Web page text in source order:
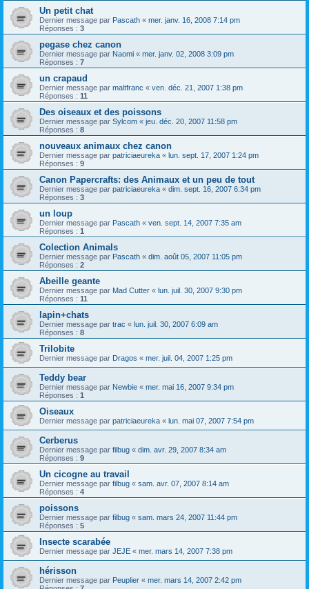
Un petit chat
Dernier message par Pascath « mer. janv. 16, 2008 7:14 pm
Réponses : 3
pegase chez canon
Dernier message par Naomi « mer. janv. 02, 2008 3:09 pm
Réponses : 7
un crapaud
Dernier message par maltfranc « ven. déc. 21, 2007 1:38 pm
Réponses : 11
Des oiseaux et des poissons
Dernier message par Sylcom « jeu. déc. 20, 2007 11:58 pm
Réponses : 8
nouveaux animaux chez canon
Dernier message par patriciaeureka « lun. sept. 17, 2007 1:24 pm
Réponses : 9
Canon Papercrafts: des Animaux et un peu de tout
Dernier message par patriciaeureka « dim. sept. 16, 2007 6:34 pm
Réponses : 3
un loup
Dernier message par Pascath « ven. sept. 14, 2007 7:35 am
Réponses : 1
Colection Animals
Dernier message par Pascath « dim. août 05, 2007 11:05 pm
Réponses : 2
Abeille geante
Dernier message par Mad Cutter « lun. juil. 30, 2007 9:30 pm
Réponses : 11
lapin+chats
Dernier message par trac « lun. juil. 30, 2007 6:09 am
Réponses : 8
Trilobite
Dernier message par Dragos « mer. juil. 04, 2007 1:25 pm
Teddy bear
Dernier message par Newbie « mer. mai 16, 2007 9:34 pm
Réponses : 1
Oiseaux
Dernier message par patriciaeureka « lun. mai 07, 2007 7:54 pm
Cerberus
Dernier message par filbug « dim. avr. 29, 2007 8:34 am
Réponses : 9
Un cicogne au travail
Dernier message par filbug « sam. avr. 07, 2007 8:14 am
Réponses : 4
poissons
Dernier message par filbug « sam. mars 24, 2007 11:44 pm
Réponses : 5
Insecte scarabée
Dernier message par JEJE « mer. mars 14, 2007 7:38 pm
hérisson
Dernier message par Peuplier « mer. mars 14, 2007 2:42 pm